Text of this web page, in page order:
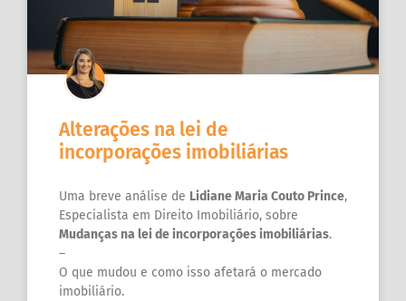
Alterações na lei de
incorporações imobiliárias
Uma breve análise de Lidiane Maria Couto Prince,
Especialista em Direito Imobiliário, sobre
Mudanças na lei de incorporações imobiliárias.
–
O que mudou e como isso afetará o mercado
imobiliário.